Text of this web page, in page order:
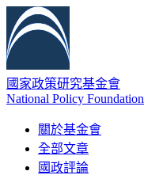
國家政策研究基金會
National Policy Foundation
關於基金會
全部文章
國政評論